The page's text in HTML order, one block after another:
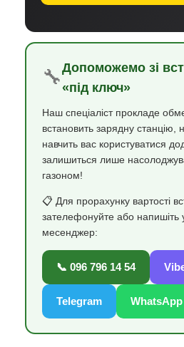
🔧Допоможемо зі
«під ключ»
Наш спеціаліст прокладе
встановить зарядну станцію,
навчить вас користуватися
залишиться лише
газоном!
📋 Для прорахунку вартості
зателефонуйте або напишіть
месенджер:
📞 096 796 14 54
Telegram WhatsApp